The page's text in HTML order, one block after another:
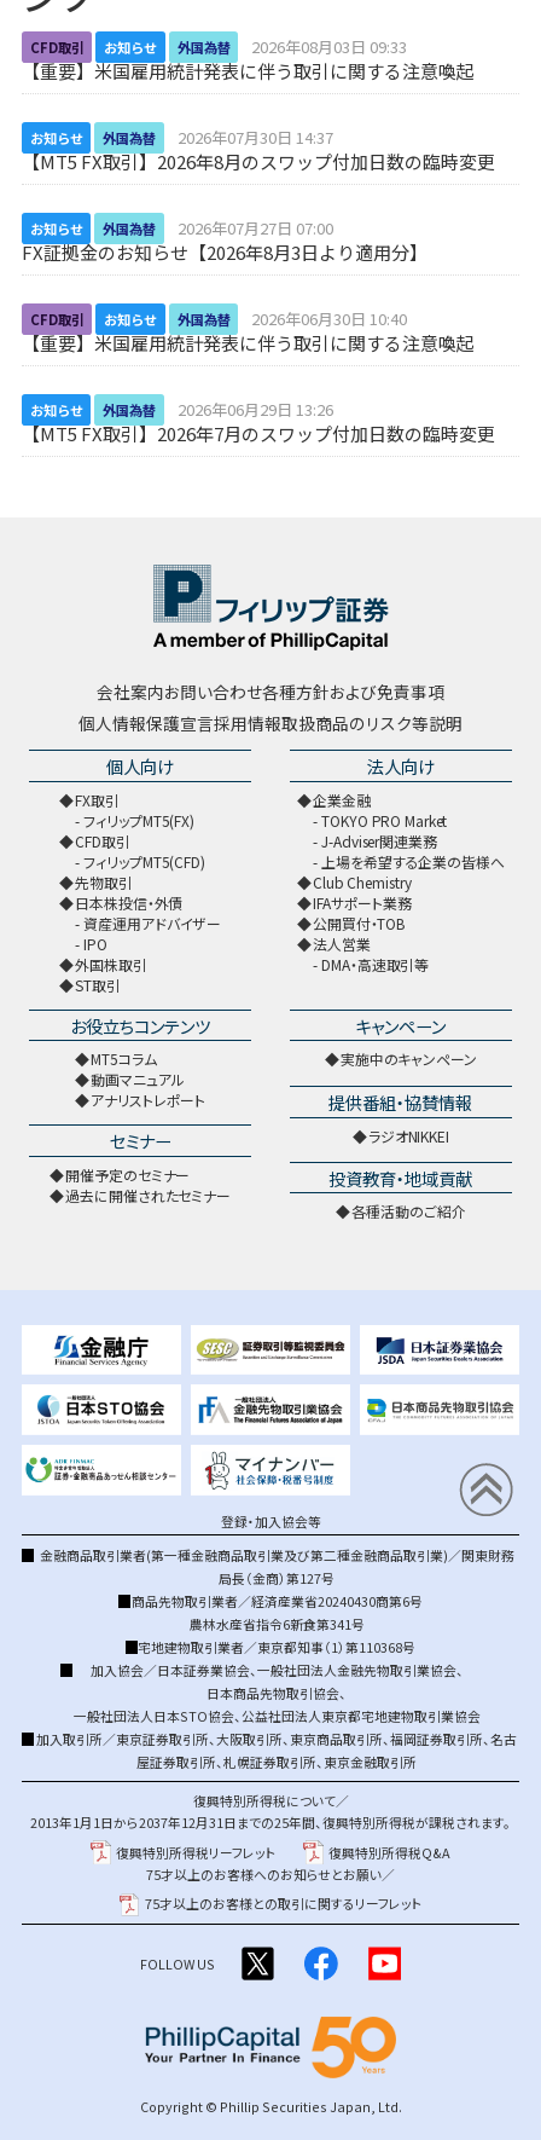
CFD取引 お知らせ 外国為替 2026年08月03日 09:33
【重要】米国雇用統計発表に伴う取引に関する注意喚起
お知らせ 外国為替 2026年07月30日 14:37
【MT5 FX取引】2026年8月のスワップ付加日数の臨時変更
お知らせ 外国為替 2026年07月27日 07:00
FX証拠金のお知らせ【2026年8月3日より適用分】
CFD取引 お知らせ 外国為替 2026年06月30日 10:40
【重要】米国雇用統計発表に伴う取引に関する注意喚起
お知らせ 外国為替 2026年06月29日 13:26
【MT5 FX取引】2026年7月のスワップ付加日数の臨時変更
会社案内お問い合わせ各種方針および免責事項
個人情報保護宣言採用情報取扱商品のリスク等説明
個人向け
FX取引
フィリップMT5(FX)
CFD取引
フィリップMT5(CFD)
先物取引
日本株投信・外債
資産運用アドバイザー
IPO
外国株取引
ST取引
法人向け
企業金融
TOKYO PRO Market
J-Adviser関連業務
上場を希望する企業の皆様へ
Club Chemistry
IFAサポート業務
公開買付・TOB
法人営業
DMA・高速取引等
お役立ちコンテンツ
MT5コラム
動画マニュアル
アナリストレポート
セミナー
開催予定のセミナー
過去に開催されたセミナー
キャンペーン
実施中のキャンペーン
提供番組・協賛情報
ラジオNIKKEI
投資教育・地域貢献
各種活動のご紹介
登録・加入協会等
金融商品取引業者(第一種金融商品取引業及び第二種金融商品取引業)／関東財務
局長（金商）第127号
商品先物取引業者／経済産業省20240430商第6号
農林水産省指令6新食第341号
宅地建物取引業者／東京都知事（1）第110368号
加入協会／日本証券業協会、 一般社団法人金融先物取引業協会、
日本商品先物取引協会、
一般社団法人日本STO協会、 公益社団法人東京都宅地建物取引業協会
加入取引所／東京証券取引所、大阪取引所、 東京商品取引所、福岡証券取引所、名古
屋証券取引所、札幌証券取引所、 東京金融取引所
復興特別所得税について／
2013年1月1日から2037年12月31日までの25年間、復興特別所得税が課税されます。
復興特別所得税リーフレット
復興特別所得税Q&A
75才以上のお客様へのお知らせとお願い／
75才以上のお客様との取引に関するリーフレット
FOLLOW US
Copyright © Phillip Securities Japan, Ltd.